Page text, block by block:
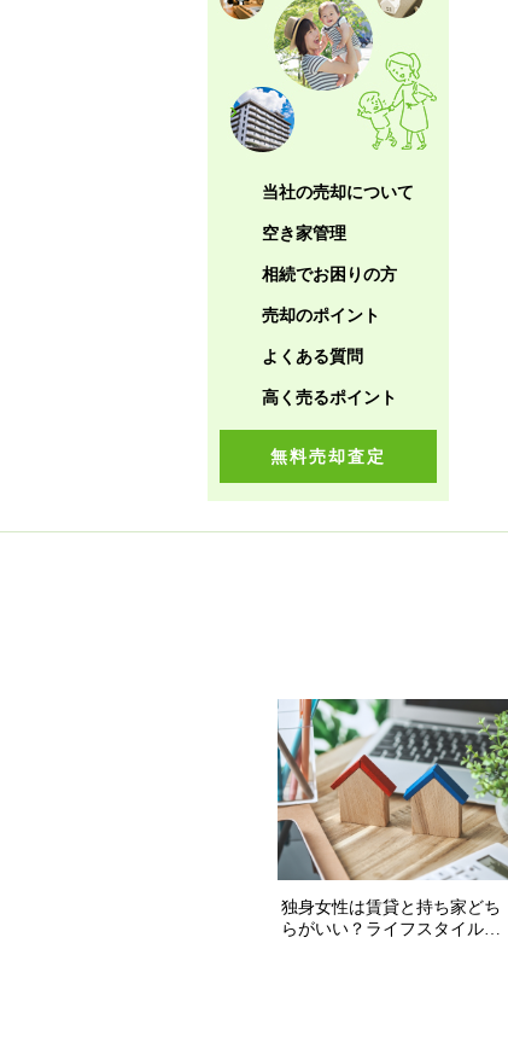
当社の売却について
空き家管理
相続でお困りの方
売却のポイント
よくある質問
高く売るポイント
無料売却査定